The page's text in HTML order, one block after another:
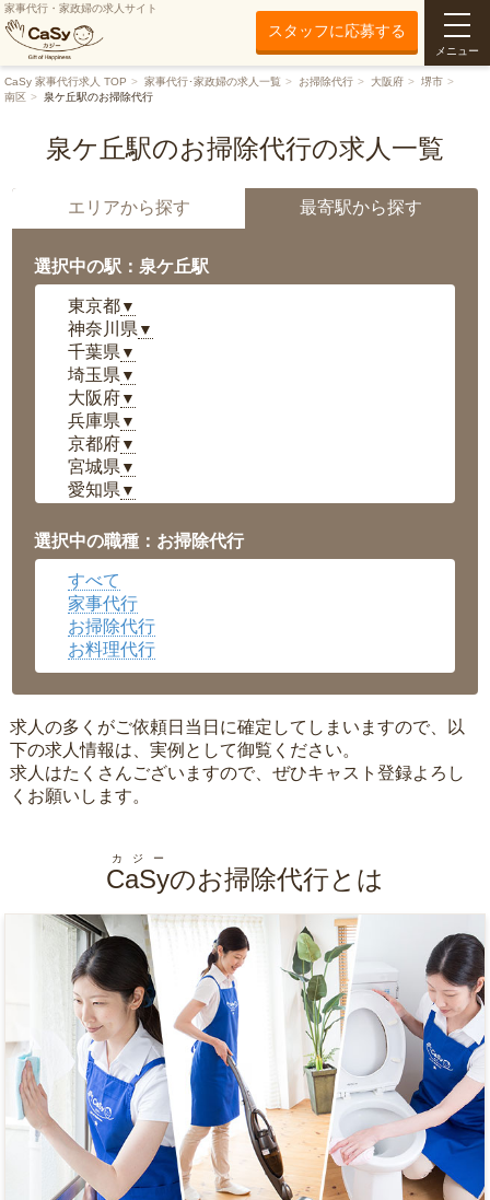
家事代行・家政婦の求人サイト
スタッフに応募する
メニュー
CaSy 家事代行求人 TOP 家事代行･家政婦の求人一覧 お掃除代行 大阪府
堺市
南区
泉ケ丘駅のお掃除代行
泉ケ丘駅のお掃除代行の求人一覧
エリアから探す 最寄駅から探す
選択中の駅：泉ケ丘駅
東京都▼
神奈川県 ▼
千葉県 ▼
埼玉県 ▼
大阪府▼
兵庫県 ▼
京都府▼
宮城県 ▼
愛知県 ▼
岡山県▼
広島県▼
沖縄県
選択中の職種：お掃除代行
すべて
家事代行
お掃除代行
お料理代行
求人の多くがご依頼日当日に確定してしまいますので、以
下の求人情報は、実例として御覧ください。
求人はたくさんございますので、ぜひキャスト登録よろし
くお願いします。
CaSy
カジー
のお掃除代行とは